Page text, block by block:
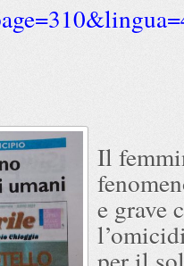
Il
e grave